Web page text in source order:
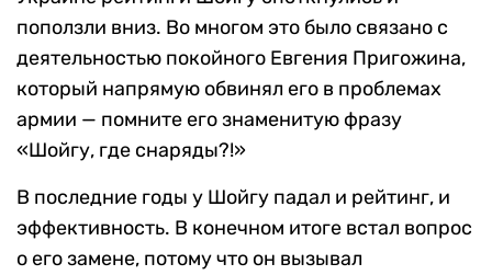
поползли вниз. Во многом это было связано с
деятельностью покойного Евгения Пригожина,
который напрямую обвинял его в проблемах
армии — помните его знаменитую фразу
«Шойгу, где снаряды?!»
В последние годы у Шойгу падал и рейтинг, и
эффективность. В конечном итоге встал вопрос
о его замене, потому что он вызывал